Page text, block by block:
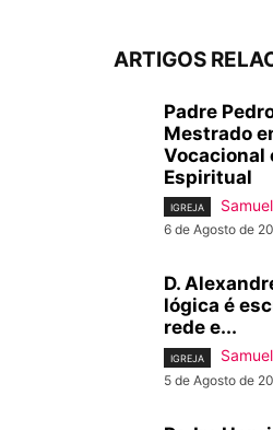
ARTIGOS
Padre
Mestrado
Vocacional
Espiritual
IGREJA
6 de Agosto de
D.
lógica é
rede e...
IGREJA
5 de Agosto de